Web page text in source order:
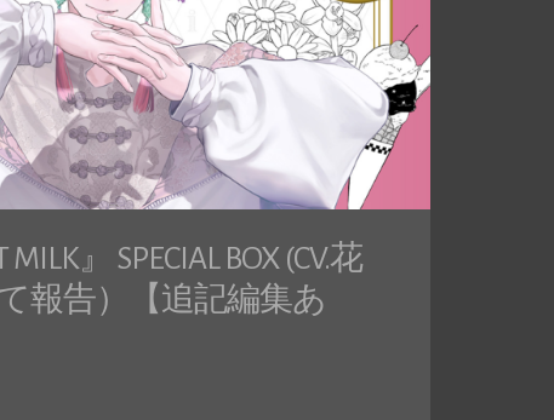
』 SPECIAL BOX (CV.花
報告）【追記編集あ